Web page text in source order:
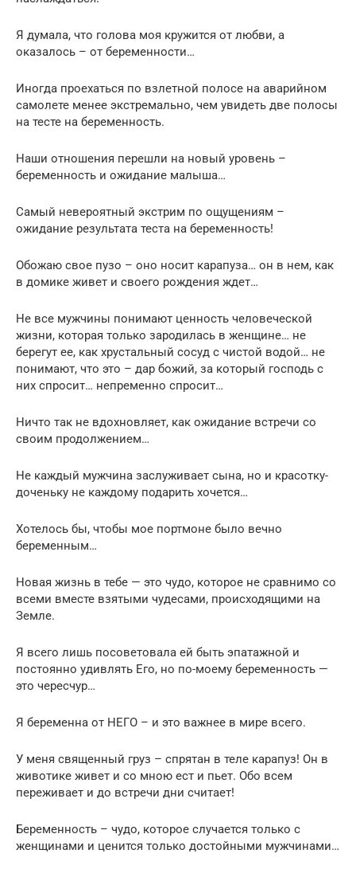
Я думала, что голова моя кружится от любви, а
оказалось – от беременности…
Иногда проехаться по взлетной полосе на аварийном
самолете менее экстремально, чем увидеть две полосы
на тесте на беременность.
Наши отношения перешли на новый уровень –
беременность и ожидание малыша…
Самый невероятный экстрим по ощущениям –
ожидание результата теста на беременность!
Обожаю свое пузо – оно носит карапуза… он в нем, как
в домике живет и своего рождения ждет…
Не все мужчины понимают ценность человеческой
жизни, которая только зародилась в женщине… не
берегут ее, как хрустальный сосуд с чистой водой… не
понимают, что это – дар божий, за который господь с
них спросит… непременно спросит…
Ничто так не вдохновляет, как ожидание встречи со
своим продолжением…
Не каждый мужчина заслуживает сына, но и красотку-
доченьку не каждому подарить хочется…
Хотелось бы, чтобы мое портмоне было вечно
беременным…
Новая жизнь в тебе — это чудо, которое не сравнимо со
всеми вместе взятыми чудесами, происходящими на
Земле.
Я всего лишь посоветовала ей быть эпатажной и
постоянно удивлять Его, но по-моему беременность —
это чересчур…
Я беременна от НЕГО – и это важнее в мире всего.
У меня священный груз – спрятан в теле карапуз! Он в
животике живет и со мною ест и пьет. Обо всем
переживает и до встречи дни считает!
Беременность – чудо, которое случается только с
женщинами и ценится только достойными мужчинами…